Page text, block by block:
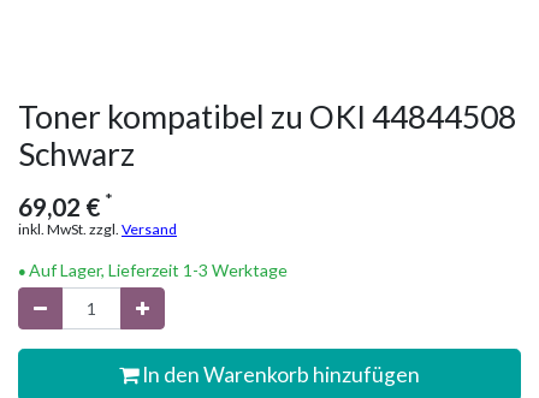
Toner kompatibel zu OKI 44844508
Schwarz
69,02 € *
inkl. MwSt. zzgl. Versand
Auf Lager, Lieferzeit 1-3 Werktage
In den Warenkorb hinzufügen